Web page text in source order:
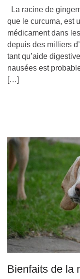
La racine de
que le curcuma, est
médicament dans
depuis des milliers
tant qu’aide
nausées est
[…]
Bienfaits de la